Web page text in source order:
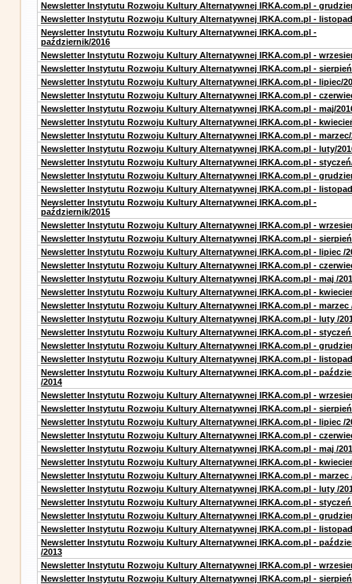
Newsletter Instytutu Rozwoju Kultury Alternatywnej IRKA.com.pl -
Newsletter Instytutu Rozwoju Kultury Alternatywnej IRKA.com.pl -
Newsletter Instytutu Rozwoju Kultury Alternatywnej IRKA.com.pl -
październik/2016
Newsletter Instytutu Rozwoju Kultury Alternatywnej IRKA.com.pl -
Newsletter Instytutu Rozwoju Kultury Alternatywnej IRKA.com.pl -
Newsletter Instytutu Rozwoju Kultury Alternatywnej IRKA.com.pl - lipiec/
Newsletter Instytutu Rozwoju Kultury Alternatywnej IRKA.com.pl -
Newsletter Instytutu Rozwoju Kultury Alternatywnej IRKA.com.pl - maj/
Newsletter Instytutu Rozwoju Kultury Alternatywnej IRKA.com.pl -
Newsletter Instytutu Rozwoju Kultury Alternatywnej IRKA.com.pl - marzec/
Newsletter Instytutu Rozwoju Kultury Alternatywnej IRKA.com.pl - luty/
Newsletter Instytutu Rozwoju Kultury Alternatywnej IRKA.com.pl -
Newsletter Instytutu Rozwoju Kultury Alternatywnej IRKA.com.pl -
Newsletter Instytutu Rozwoju Kultury Alternatywnej IRKA.com.pl -
Newsletter Instytutu Rozwoju Kultury Alternatywnej IRKA.com.pl -
październik/2015
Newsletter Instytutu Rozwoju Kultury Alternatywnej IRKA.com.pl -
Newsletter Instytutu Rozwoju Kultury Alternatywnej IRKA.com.pl -
Newsletter Instytutu Rozwoju Kultury Alternatywnej IRKA.com.pl - lipiec /
Newsletter Instytutu Rozwoju Kultury Alternatywnej IRKA.com.pl -
Newsletter Instytutu Rozwoju Kultury Alternatywnej IRKA.com.pl - maj /
Newsletter Instytutu Rozwoju Kultury Alternatywnej IRKA.com.pl -
Newsletter Instytutu Rozwoju Kultury Alternatywnej IRKA.com.pl - marzec
Newsletter Instytutu Rozwoju Kultury Alternatywnej IRKA.com.pl - luty /
Newsletter Instytutu Rozwoju Kultury Alternatywnej IRKA.com.pl - styczeń
Newsletter Instytutu Rozwoju Kultury Alternatywnej IRKA.com.pl -
Newsletter Instytutu Rozwoju Kultury Alternatywnej IRKA.com.pl - listopad
Newsletter Instytutu Rozwoju Kultury Alternatywnej IRKA.com.pl -
/2014
Newsletter Instytutu Rozwoju Kultury Alternatywnej IRKA.com.pl -
Newsletter Instytutu Rozwoju Kultury Alternatywnej IRKA.com.pl - sierpień
Newsletter Instytutu Rozwoju Kultury Alternatywnej IRKA.com.pl - lipiec /
Newsletter Instytutu Rozwoju Kultury Alternatywnej IRKA.com.pl -
Newsletter Instytutu Rozwoju Kultury Alternatywnej IRKA.com.pl - maj /
Newsletter Instytutu Rozwoju Kultury Alternatywnej IRKA.com.pl -
Newsletter Instytutu Rozwoju Kultury Alternatywnej IRKA.com.pl - marzec
Newsletter Instytutu Rozwoju Kultury Alternatywnej IRKA.com.pl - luty /
Newsletter Instytutu Rozwoju Kultury Alternatywnej IRKA.com.pl - styczeń
Newsletter Instytutu Rozwoju Kultury Alternatywnej IRKA.com.pl -
Newsletter Instytutu Rozwoju Kultury Alternatywnej IRKA.com.pl - listopad
Newsletter Instytutu Rozwoju Kultury Alternatywnej IRKA.com.pl -
/2013
Newsletter Instytutu Rozwoju Kultury Alternatywnej IRKA.com.pl -
Newsletter Instytutu Rozwoju Kultury Alternatywnej IRKA.com.pl - sierpień